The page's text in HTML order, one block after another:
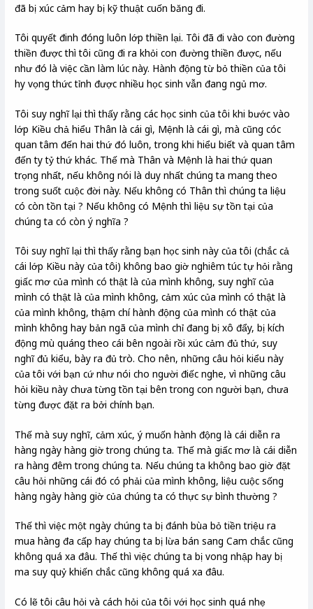
đã bị xúc cảm hay bị kỹ thuật cuốn băng đi.
Tôi quyết đinh đóng luôn lớp thiền lại. Tôi đã đi vào con đường
thiền được thì tôi cũng đi ra khỏi con đường thiền được, nếu
như đó là việc cần làm lúc này. Hành động từ bỏ thiền của tôi
hy vọng thức tỉnh được nhiều học sinh vẫn đang ngủ mơ.
Tôi suy nghĩ lại thì thấy rằng các học sinh của tôi khi bước vào
lớp Kiều chả hiểu Thân là cái gì, Mệnh là cái gì, mà cũng cóc
quan tâm đến hai thứ đó luôn, trong khi hiểu biết và quan tâm
đến ty tỷ thứ khác. Thế mà Thân và Mệnh là hai thứ quan
trọng nhất, nếu không nói là duy nhất chúng ta mang theo
trong suốt cuộc đời này. Nếu không có Thân thì chúng ta liệu
có còn tồn tại ? Nếu không có Mệnh thì liệu sự tồn tại của
chúng ta có còn ý nghĩa ?
Tôi suy nghĩ lại thì thấy rằng bạn học sinh này của tôi (chắc cả
cái lớp Kiều này của tôi) không bao giờ nghiêm túc tự hỏi rằng
giấc mơ của mình có thật là của mình không, suy nghĩ của
mình có thật là của mình không, cảm xúc của mình có thật là
của mình không, thậm chí hành động của mình có thật của
mình không hay bản ngã của mình chỉ đang bị xô đẩy, bị kích
động mù quáng theo cái bên ngoài rồi xúc cảm đủ thứ, suy
nghĩ đủ kiểu, bày ra đủ trò. Cho nên, những câu hỏi kiểu này
của tôi với bạn cứ như nói cho người điếc nghe, vì những câu
hỏi kiều này chưa từng tồn tại bên trong con người bạn, chưa
từng được đặt ra bởi chính bạn.
Thế mà suy nghĩ, cảm xúc, ý muốn hành động là cái diễn ra
hàng ngày hàng giờ trong chúng ta. Thế mà giấc mơ là cái diễn
ra hàng đêm trong chúng ta. Nếu chúng ta không bao giờ đặt
câu hỏi những cái đó có phải của mình không, liệu cuộc sống
hàng ngày hàng giờ của chúng ta có thực sự bình thường ?
Thế thì việc một ngày chúng ta bị đánh bùa bỏ tiền triệu ra
mua hàng đa cấp hay chúng ta bị lừa bán sang Cam chắc cũng
không quá xa đâu. Thế thì việc chúng ta bị vong nhập hay bị
ma suy quỷ khiến chắc cũng không quá xa đâu.
Có lẽ tôi câu hỏi và cách hỏi của tôi với học sinh quá nhẹ